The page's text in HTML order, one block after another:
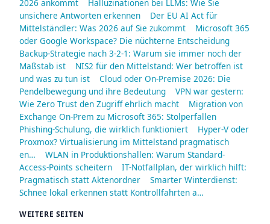
2026 ankommt
Halluzinationen bei LLMs: Wie Sie
unsichere Antworten erkennen
Der EU AI Act für
Mittelständler: Was 2026 auf Sie zukommt
Microsoft 365
oder Google Workspace? Die nüchterne Entscheidung
Backup-Strategie nach 3-2-1: Warum sie immer noch der
Maßstab ist
NIS2 für den Mittelstand: Wer betroffen ist
und was zu tun ist
Cloud oder On-Premise 2026: Die
Pendelbewegung und ihre Bedeutung
VPN war gestern:
Wie Zero Trust den Zugriff ehrlich macht
Migration von
Exchange On-Prem zu Microsoft 365: Stolperfallen
Phishing-Schulung, die wirklich funktioniert
Hyper-V oder
Proxmox? Virtualisierung im Mittelstand pragmatisch
en…
WLAN in Produktionshallen: Warum Standard-
Access-Points scheitern
IT-Notfallplan, der wirklich hilft:
Pragmatisch statt Aktenordner
Smarter Winterdienst:
Schnee lokal erkennen statt Kontrollfahrten a…
WEITERE SEITEN